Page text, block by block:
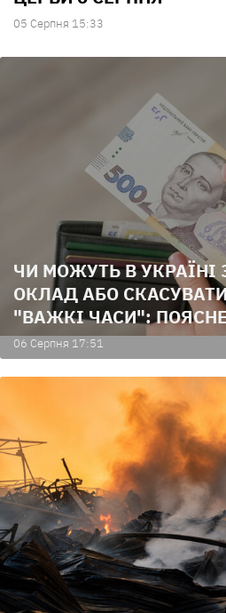
05 Серпня 15:33
ЧИ МОЖУТЬ В
ОКЛАД АБО
"ВАЖКІ ЧАСИ":
06 Серпня 17:51